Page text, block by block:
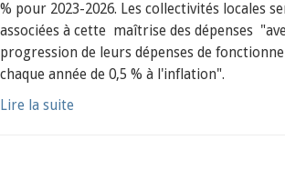
% pour 2023-2026. Les collectivités locales
associées à cette maîtrise des dépenses
progression de leurs dépenses de
chaque année de 0,5 % à l'inflation".
Lire la suite